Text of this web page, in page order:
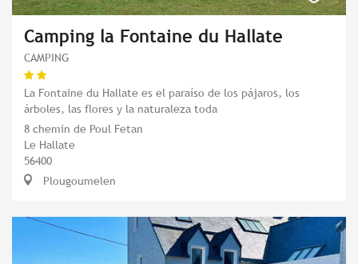
Camping la Fontaine du Hallate
CAMPING
La Fontaine du Hallate es el paraíso de los pájaros, los
árboles, las flores y la naturaleza toda
8 chemin de Poul Fetan
Le Hallate
56400
Plougoumelen